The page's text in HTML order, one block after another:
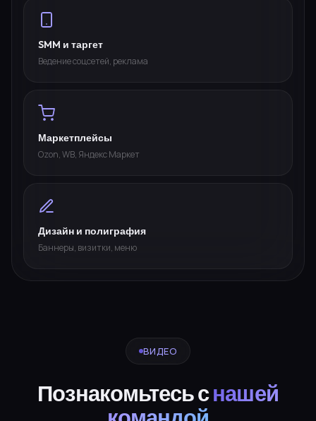
SMM и таргет
Ведение соцсетей, реклама
Маркетплейсы
Ozon, WB, Яндекс Маркет
Дизайн и полиграфия
Баннеры, визитки, меню
ВИДЕО
Познакомьтесь снашей